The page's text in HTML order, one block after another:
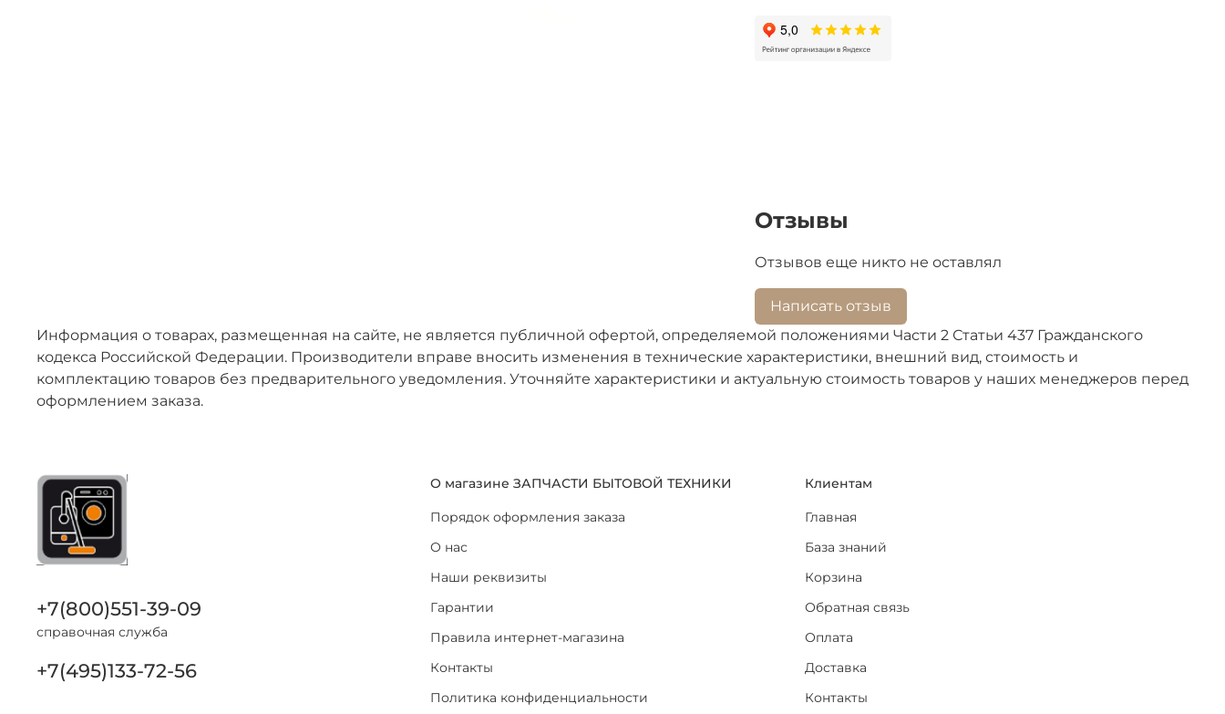
Отзывы
Отзывов еще никто не оставлял
Написать отзыв
Информация о товарах, размещенная на сайте, не является публичной офертой, определяемой положениями Части 2 Статьи 437 Гражданского
кодекса Российской Федерации. Производители вправе вносить изменения в технические характеристики, внешний вид, стоимость и
комплектацию товаров без предварительного уведомления. Уточняйте характеристики и актуальную стоимость товаров у наших менеджеров перед
оформлением заказа.
О магазине ЗАПЧАСТИ БЫТОВОЙ ТЕХНИКИ
Порядок оформления заказа
О нас
Наши реквизиты
Гарантии
Правила интернет-магазина
Контакты
Политика конфиденциальности
Клиентам
Главная
База знаний
Корзина
Обратная связь
Оплата
Доставка
Контакты
+7(800)551-39-09
справочная служба
+7(495)133-72-56